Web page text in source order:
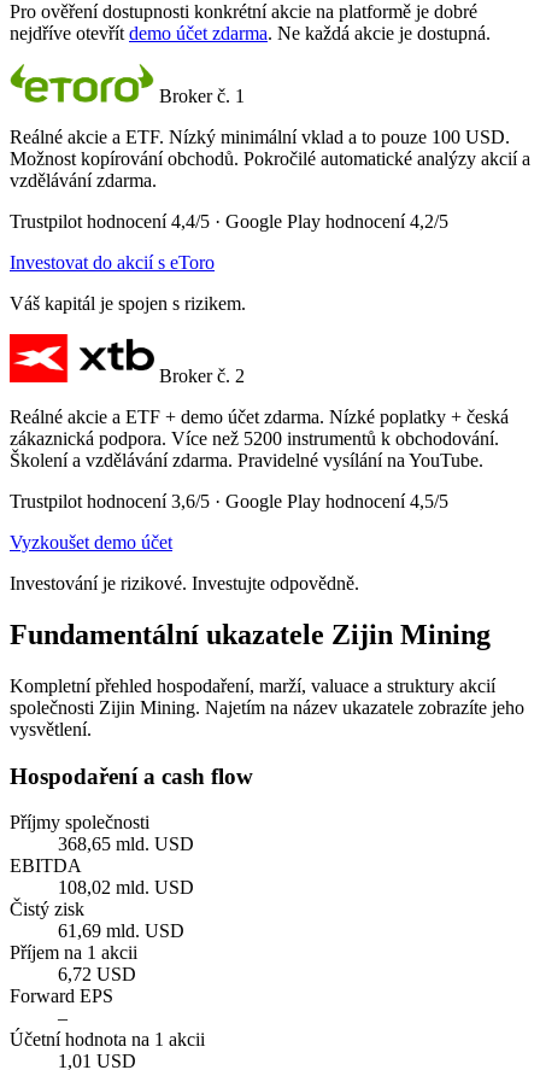
Pro ověření dostupnosti konkrétní akcie na platformě je dobré
nejdříve otevřít demo účet zdarma. Ne každá akcie je dostupná.
Broker č. 1
Reálné akcie a ETF. Nízký minimální vklad a to pouze 100 USD.
Možnost kopírování obchodů. Pokročilé automatické analýzy akcií a
vzdělávání zdarma.
Trustpilot hodnocení 4,4/5 · Google Play hodnocení 4,2/5
Investovat do akcií s eToro
Váš kapitál je spojen s rizikem.
Broker č. 2
Reálné akcie a ETF + demo účet zdarma. Nízké poplatky + česká
zákaznická podpora. Více než 5200 instrumentů k obchodování.
Školení a vzdělávání zdarma. Pravidelné vysílání na YouTube.
Trustpilot hodnocení 3,6/5 · Google Play hodnocení 4,5/5
Vyzkoušet demo účet
Investování je rizikové. Investujte odpovědně.
Fundamentální ukazatele Zijin Mining
Kompletní přehled hospodaření, marží, valuace a struktury akcií
společnosti Zijin Mining. Najetím na název ukazatele zobrazíte jeho
vysvětlení.
Hospodaření a cash flow
Příjmy společnosti
368,65 mld. USD
EBITDA
108,02 mld. USD
Čistý zisk
61,69 mld. USD
Příjem na 1 akcii
6,72 USD
Forward EPS
–
Účetní hodnota na 1 akcii
1,01 USD